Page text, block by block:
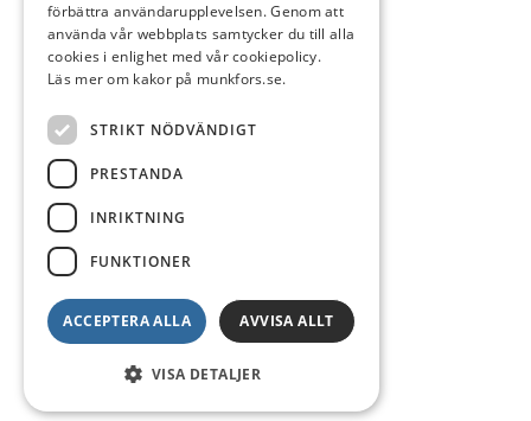
förbättra användarupplevelsen. Genom att
använda vår webbplats samtycker du till alla
cookies i enlighet med vår cookiepolicy.
Läs mer om kakor på munkfors.se.
STRIKT NÖDVÄNDIGT
PRESTANDA
INRIKTNING
FUNKTIONER
ACCEPTERA ALLA AVVISA ALLT
VISA DETALJER